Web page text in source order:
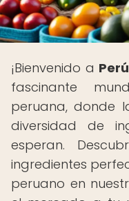
¡Bienvenido a
fascinante
peruana, donde
diversidad de
esperan.
ingredientes
peruano en